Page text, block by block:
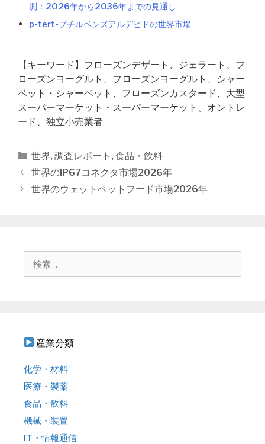
測：2026年から2036年までの見通し
p-tert-ブチルベンズアルデヒドの世界市場
【キーワード】フローズンデザート、ジェラート、フ
ローズンヨーグルト、フローズンヨーグルト、シャー
ベット・シャーベット、フローズンカスタード、大型
スーパーマーケット・スーパーマーケット、オントレ
ード、独立小売業者
カ
テ
ゴ
世界, 調査レポート , 食品・飲料
投
稿
世界のIP67コネクタ市場2026年
世界のウェットペットフード市場2026年
産業分類
化学・材料
医療・製薬
食品・飲料
機械・装置
IT・情報通信